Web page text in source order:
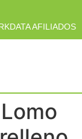
AFILIADOS